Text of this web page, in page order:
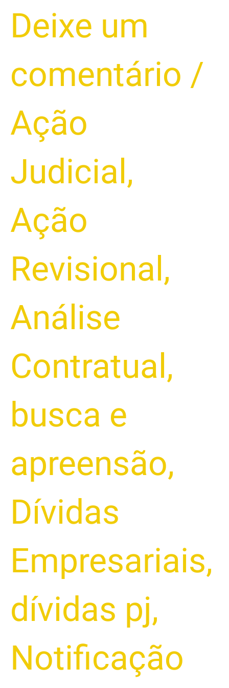
Deixe um
comentário /
Ação
Judicial ,
Ação
Revisional ,
Análise
Contratual ,
busca e
apreensão,
Dívidas
Empresariais,
dívidas pj,
Notificação
de
sustento.